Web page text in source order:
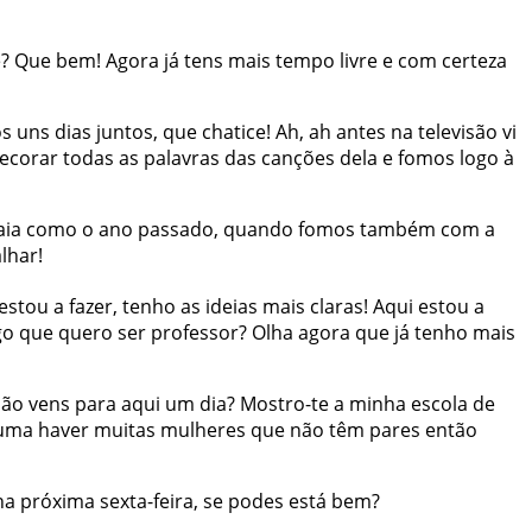
? Que bem! Agora já tens mais tempo livre e com certeza
uns dias juntos, que chatice! Ah, ah antes na televisão vi
todas as palavras das canções dela efomos logo à
como o ano passado, quando fomos também com a
!
a fazer, tenho as ideias mais claras! Aqui estou a
que quero ser professor? Olha agora que já tenho mais
vens para aqui um dia? Mostro-tea minha escola de
haver muitas mulheres que não têm pares então
próxima sexta-feira, se podes está bem?